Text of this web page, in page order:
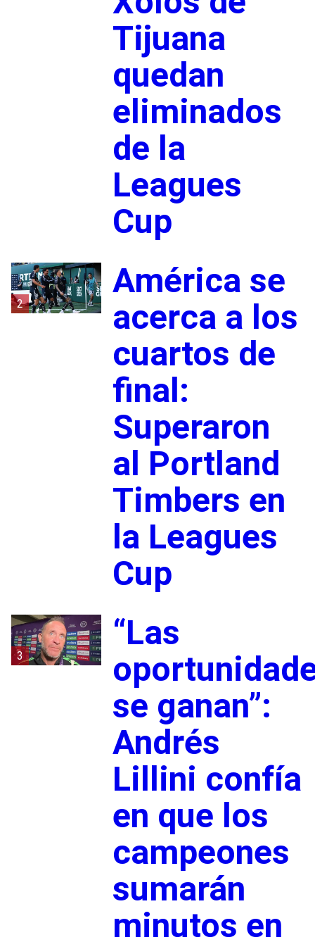
Tijuana
quedan
eliminados
de la
Leagues
Cup
2
América se
acerca a los
cuartos de
final:
Superaron
al Portland
Timbers en
la Leagues
Cup
3
“Las
se ganan”:
Andrés
Lillini confía
en que los
campeones
sumarán
minutos en